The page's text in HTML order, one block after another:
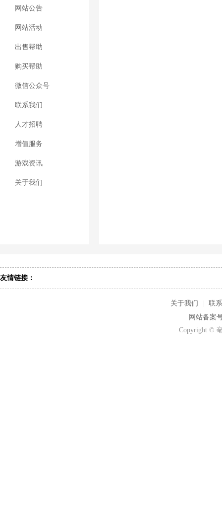
网站公告
网站活动
出售帮助
购买帮助
微信公众号
联系我们
人才招聘
增值服务
游戏资讯
关于我们
友情链接：
关于我们
联
网站备案
Copyright ©